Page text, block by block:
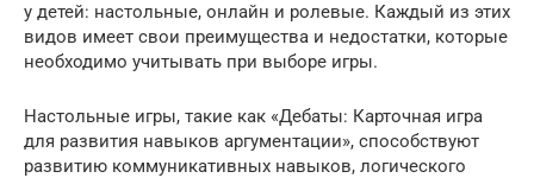
у детей: настольные, онлайн и ролевые. Каждый из этих
видов имеет свои преимущества и недостатки, которые
необходимо учитывать при выборе игры.
Настольные игры, такие как «Дебаты: Карточная игра
для развития навыков аргументации», способствуют
развитию коммуникативных навыков, логического